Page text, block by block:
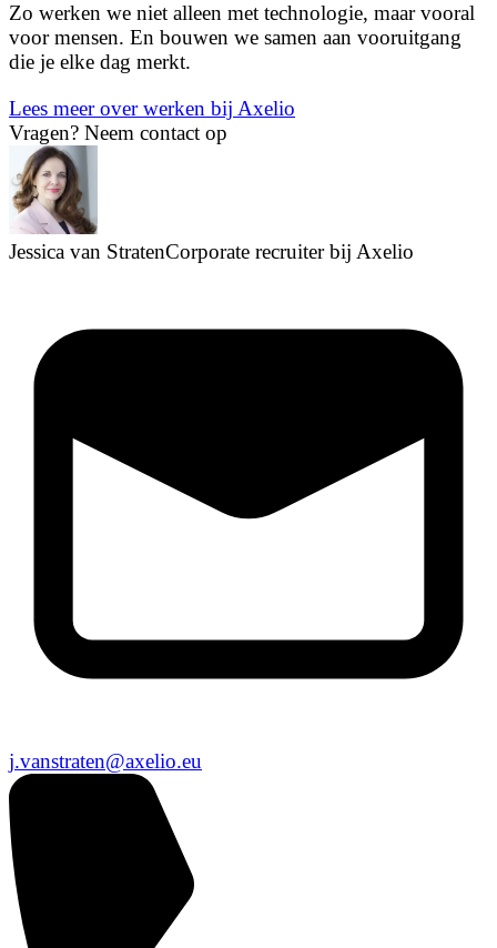
Zo werken we niet alleen met technologie, maar vooral
voor mensen. En bouwen we samen aan vooruitgang
die je elke dag merkt.
Lees meer over werken bij Axelio
Vragen? Neem contact op
Jessica van StratenCorporate recruiter bij Axelio
j.vanstraten@axelio.eu